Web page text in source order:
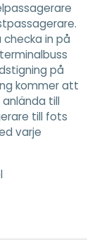
checka in på
på
kommer att
till
till fots
varje